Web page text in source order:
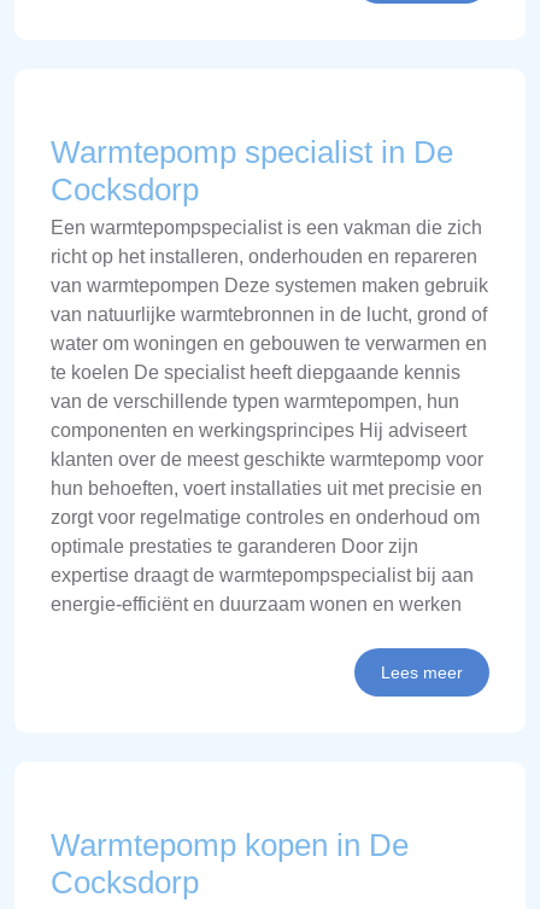
Warmtepomp specialist in De
Cocksdorp
Een warmtepompspecialist is een vakman die zich
richt op het installeren, onderhouden en repareren
van warmtepompen Deze systemen maken gebruik
van natuurlijke warmtebronnen in de lucht, grond of
water om woningen en gebouwen te verwarmen en
te koelen De specialist heeft diepgaande kennis
van de verschillende typen warmtepompen, hun
componenten en werkingsprincipes Hij adviseert
klanten over de meest geschikte warmtepomp voor
hun behoeften, voert installaties uit met precisie en
zorgt voor regelmatige controles en onderhoud om
optimale prestaties te garanderen Door zijn
expertise draagt de warmtepompspecialist bij aan
energie-efficiënt en duurzaam wonen en werken
Lees meer
Warmtepomp kopen in De
Cocksdorp